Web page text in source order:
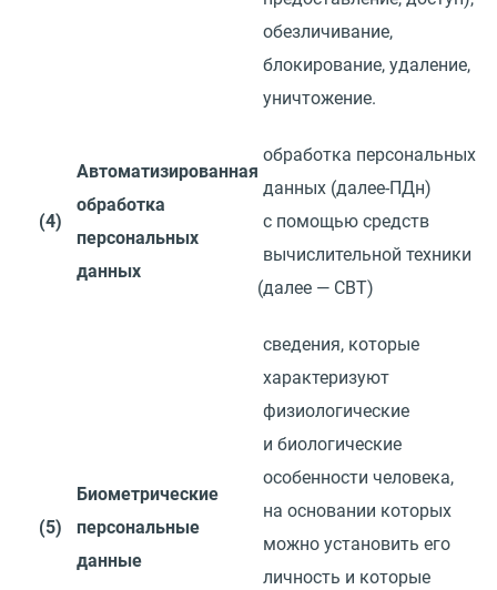
обезличивание,
блокирование, удаление,
уничтожение.
(4)
Автоматизированная
обработка
персональных
данных
обработка персональных
данных (далее-ПДн)
с помощью средств
вычислительной техники
(далее — СВТ)
(5)
Биометрические
персональные
данные
сведения, которые
характеризуют
физиологические
и биологические
особенности человека,
на основании которых
можно установить его
личность и которые